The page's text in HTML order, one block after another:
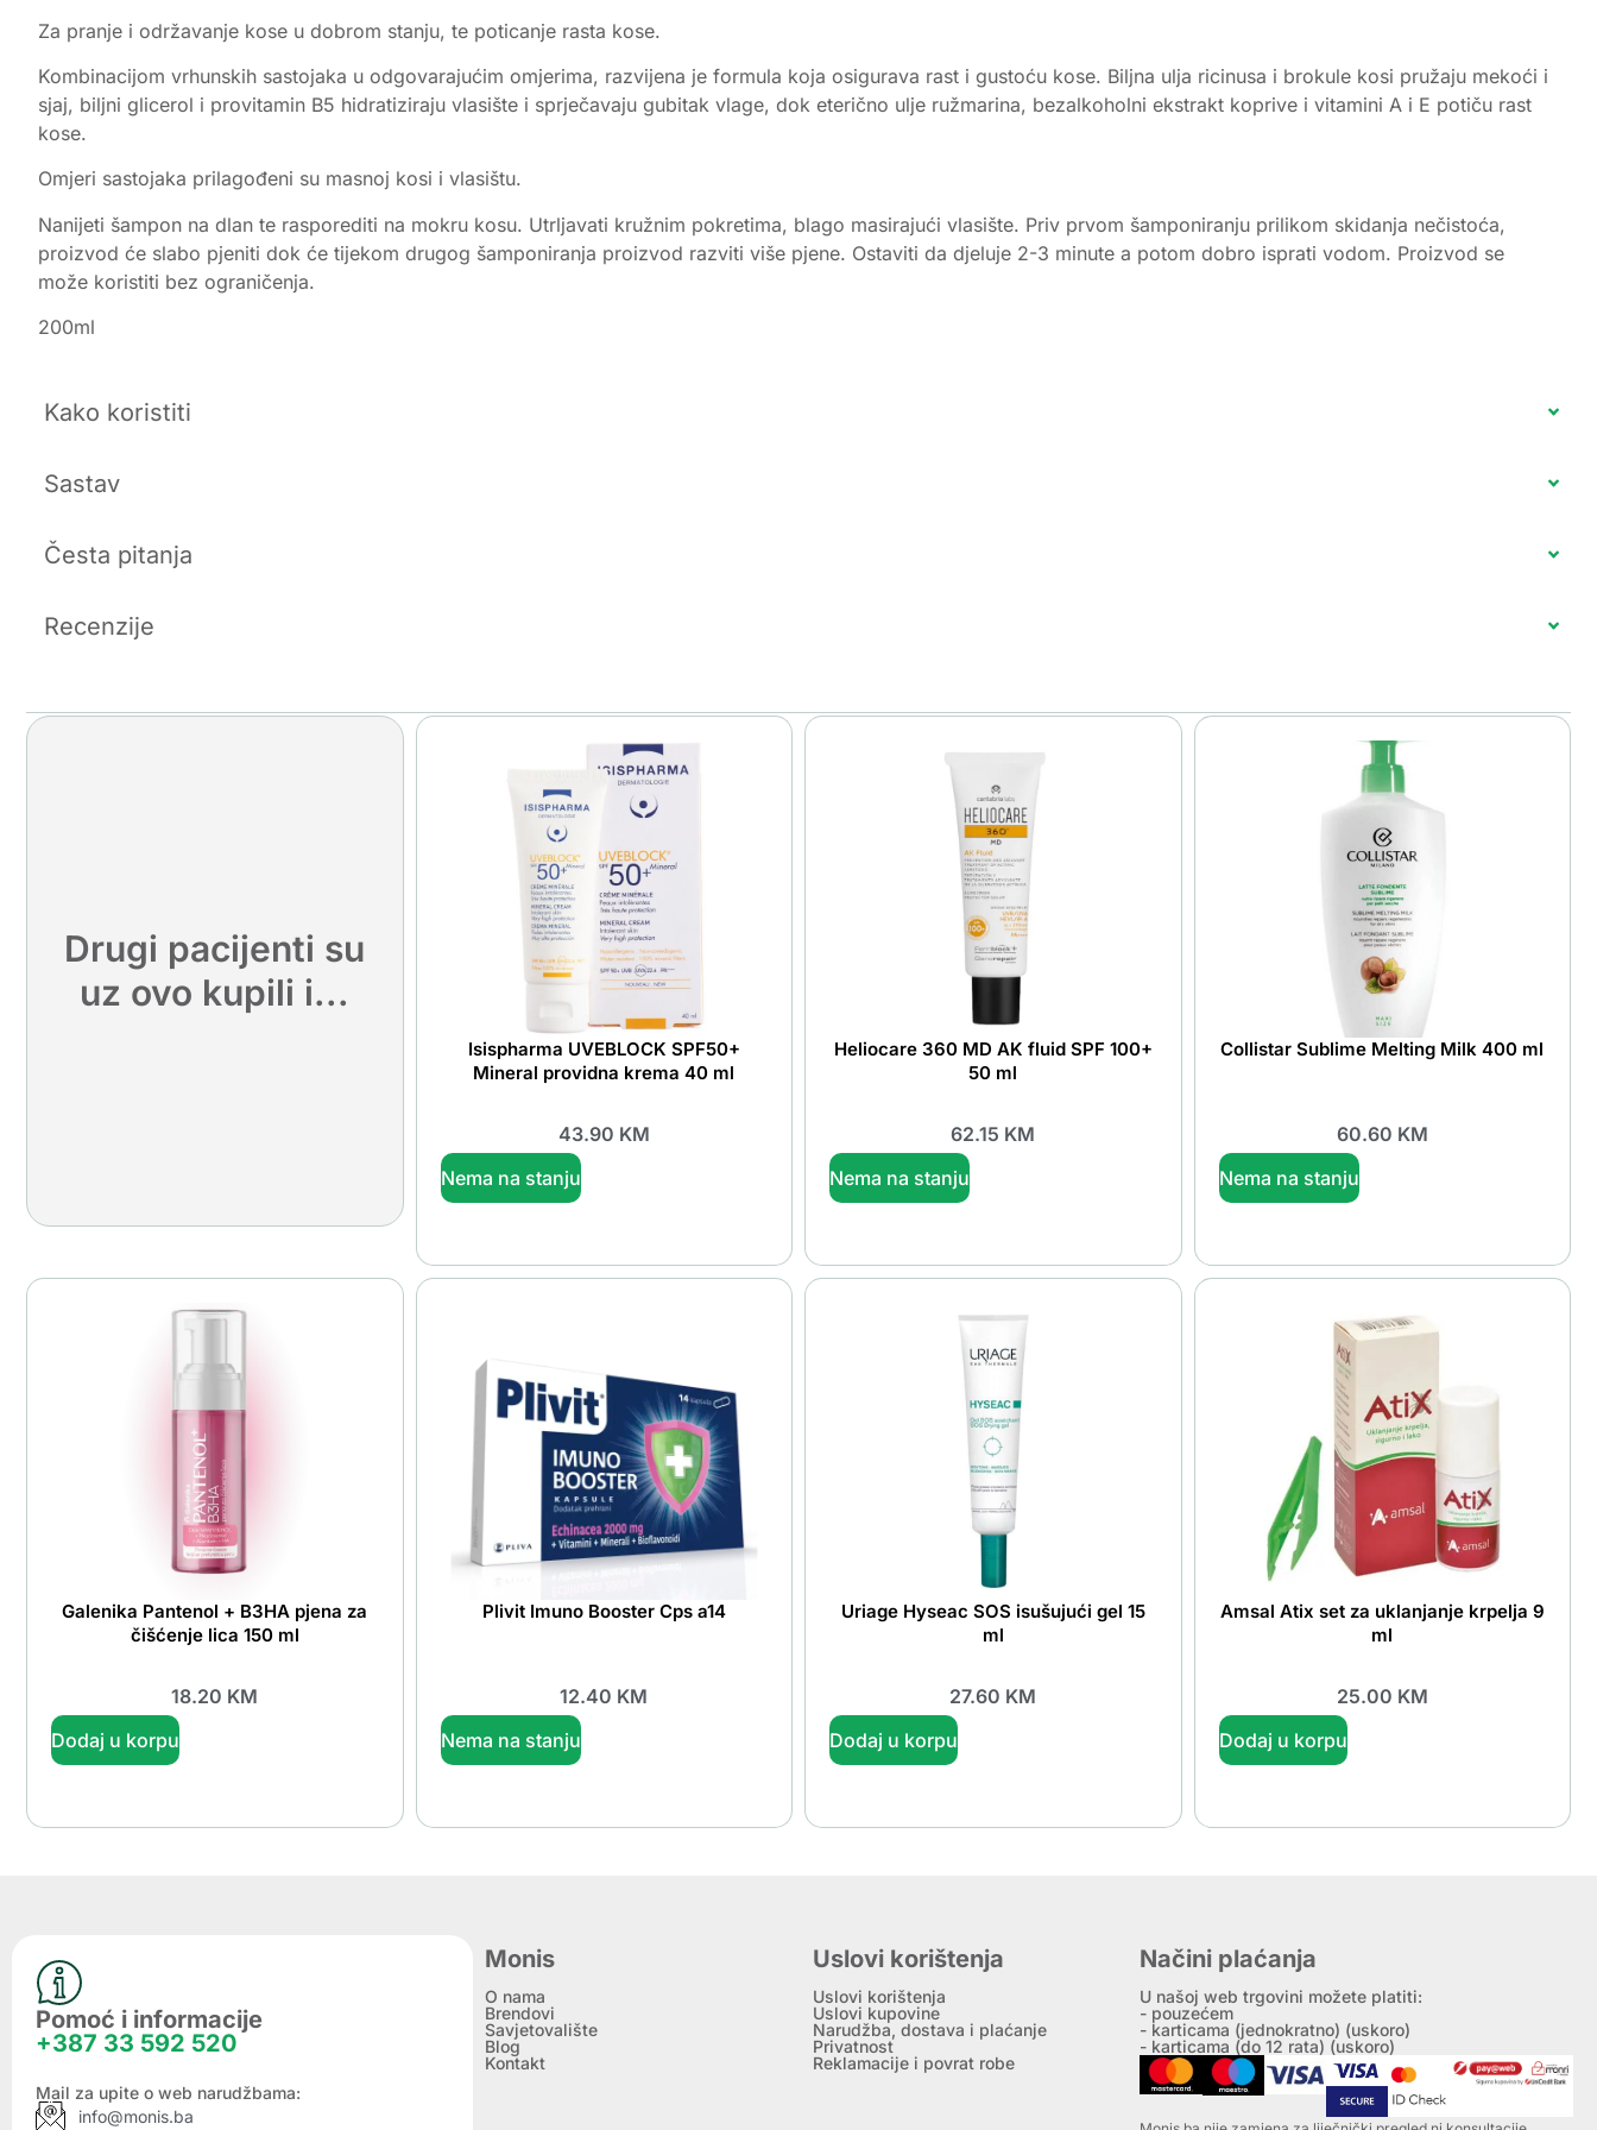
Za pranje i održavanje kose u dobrom stanju, te poticanje rasta kose.
Kombinacijom vrhunskih sastojaka u odgovarajućim omjerima, razvijena je formula koja osigurava rast i gustoću kose. Biljna ulja ricinusa i brokule kosi pružaju mekoći i
sjaj, biljni glicerol i provitamin B5 hidratiziraju vlasište i sprječavaju gubitak vlage, dok eterično ulje ružmarina, bezalkoholni ekstrakt koprive i vitamini A i E potiču rast
kose.
Omjeri sastojaka prilagođeni su masnoj kosi i vlasištu.
Nanijeti šampon na dlan te rasporediti na mokru kosu. Utrljavati kružnim pokretima, blago masirajući vlasište. Priv prvom šamponiranju prilikom skidanja nečistoća,
proizvod će slabo pjeniti dok će tijekom drugog šamponiranja proizvod razviti više pjene. Ostaviti da djeluje 2-3 minute a potom dobro isprati vodom. Proizvod se
može koristiti bez ograničenja.
200ml
Kako koristiti
Sastav
Česta pitanja
Recenzije
Drugi pacijenti su
uz ovo kupili i...
Isispharma UVEBLOCK SPF50+
Mineral providna krema 40 ml
43.90 KM
Nema na stanju
Heliocare 360 MD AK fluid SPF 100+
50 ml
62.15 KM
Nema na stanju
Collistar Sublime Melting Milk 400 ml
60.60 KM
Nema na stanju
Galenika Pantenol + B3HA pjena za
čišćenje lica 150 ml
18.20 KM
Dodaj u korpu
Plivit Imuno Booster Cps a14
12.40 KM
Nema na stanju
Uriage Hyseac SOS isušujući gel 15
ml
27.60 KM
Dodaj u korpu
Amsal Atix set za uklanjanje krpelja 9
ml
25.00 KM
Dodaj u korpu
Pomoć i informacije
+387 33 592 520
Mail za upite o web narudžbama:
info@monis.ba
Monis
O nama
Brendovi
Savjetovalište
Blog
Kontakt
Uslovi korištenja
Uslovi korištenja
Uslovi kupovine
Narudžba, dostava i plaćanje
Privatnost
Reklamacije i povrat robe
Načini plaćanja
U našoj web trgovini možete platiti:
- pouzećem
- karticama (jednokratno) (uskoro)
- karticama (do 12 rata) (uskoro)